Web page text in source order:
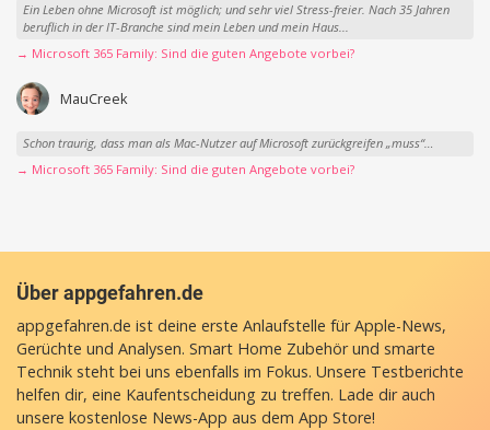
Ein Leben ohne Microsoft ist möglich; und sehr viel Stress-freier. Nach 35 Jahren
beruflich in der IT-Branche sind mein Leben und mein Haus...
→ Microsoft 365 Family: Sind die guten Angebote vorbei?
MauCreek
Schon traurig, dass man als Mac-Nutzer auf Microsoft zurückgreifen „muss“…
→ Microsoft 365 Family: Sind die guten Angebote vorbei?
Über appgefahren.de
appgefahren.de ist deine erste Anlaufstelle für Apple-News,
Gerüchte und Analysen. Smart Home Zubehör und smarte
Technik steht bei uns ebenfalls im Fokus. Unsere Testberichte
helfen dir, eine Kaufentscheidung zu treffen. Lade dir auch
unsere kostenlose News-App aus dem App Store!